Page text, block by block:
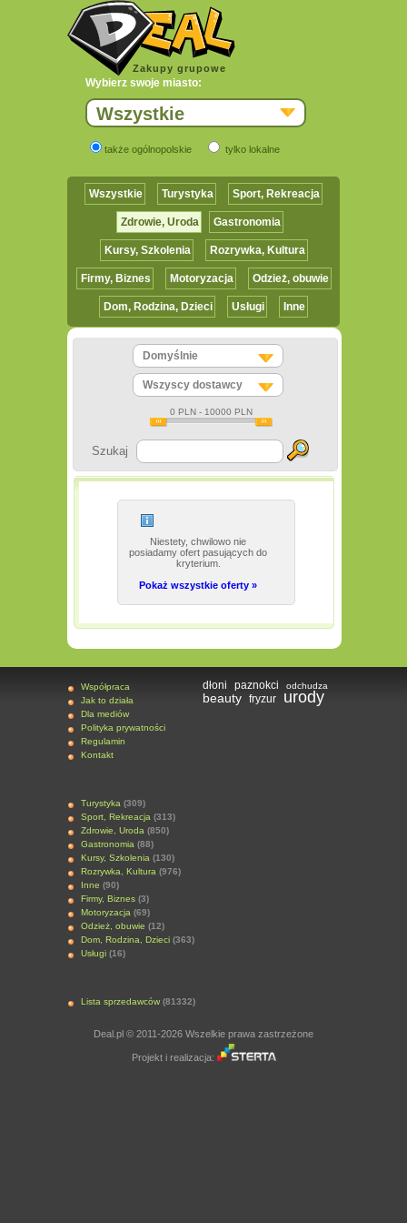
Zakupy grupowe
Wybierz swoje miasto:
Wszystkie
także ogólnopolskie tylko lokalne
Wszystkie Turystyka Sport, Rekreacja
Zdrowie, Uroda Gastronomia
Kursy, Szkolenia Rozrywka, Kultura
Firmy, Biznes Motoryzacja Odzież, obuwie
Dom, Rodzina, Dzieci Usługi Inne
Domyślnie
Wszyscy dostawcy
0 PLN - 10000 PLN
Szukaj
Niestety, chwilowo nie
posiadamy ofert pasujących do
kryterium.
Pokaż wszystkie oferty »
Współpraca
Jak to działa
Dla mediów
Polityka prywatności
Regulamin
Kontakt
Turystyka (309)
Sport, Rekreacja (313)
Zdrowie, Uroda (850)
Gastronomia (88)
Kursy, Szkolenia (130)
Rozrywka, Kultura (976)
Inne (90)
Firmy, Biznes (3)
Motoryzacja (69)
Odzież, obuwie (12)
Dom, Rodzina, Dzieci (363)
Usługi (16)
Lista sprzedawców (81332)
dłoni paznokci odchudza
beauty fryzur urody
Deal.pl © 2011-2026 Wszelkie prawa zastrzeżone
Projekt i realizacja: